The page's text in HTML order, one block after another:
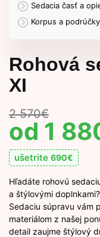
Sedacia časť a
Korpus a
Rohová
XI
2 570€
1
ušetrite 690€
Hľadáte rohovú
a štýlovými
Sedaciu súpravu vám
materiálom z našej
detail zaujme štýlový